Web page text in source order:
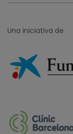
Una iniciativa de